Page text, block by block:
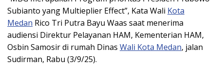
Subianto yang Multieplier Effect”, Kata Wali Kota
Medan Rico Tri Putra Bayu Waas saat menerima
audiensi Direktur Pelayanan HAM, Kementerian HAM,
Osbin Samosir di rumah Dinas Wali Kota Medan, jalan
Sudirman, Rabu (3/9/25).